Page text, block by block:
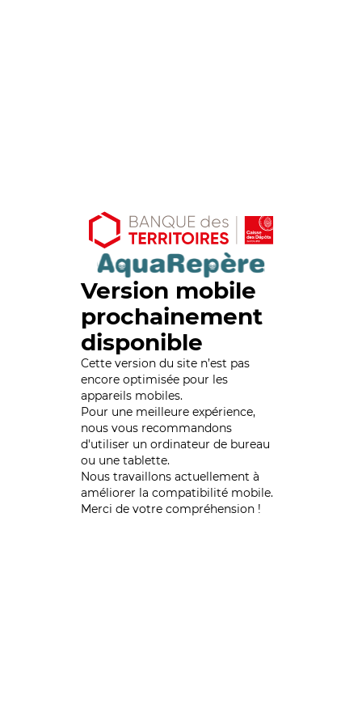
Version mobile
prochainement
disponible
Cette version du site n’est pas
encore optimisée pour les
appareils mobiles.
Pour une meilleure expérience,
nous vous recommandons
d'utiliser un ordinateur de bureau
ou une tablette.
Nous travaillons actuellement à
améliorer la compatibilité mobile.
Merci de votre compréhension !